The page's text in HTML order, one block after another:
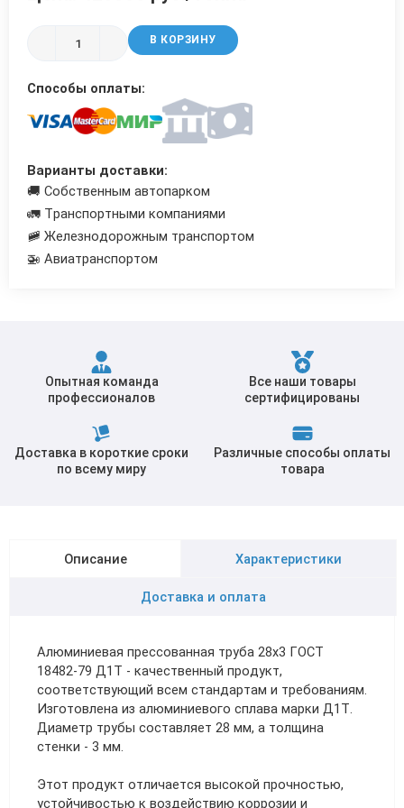
В КОРЗИНУ
Способы оплаты:
Варианты доставки:
🚚 Собственным автопарком
🚛 Транспортными компаниями
🚞 Железнодорожным транспортом
🚁 Авиатранспортом
Опытная команда
профессионалов
Все наши товары
сертифицированы
Доставка в короткие сроки
по всему миру
Различные способы оплаты
товара
Описание Характеристики
Доставка и оплата
Алюминиевая прессованная труба 28х3 ГОСТ
18482-79 Д1Т - качественный продукт,
соответствующий всем стандартам и требованиям.
Изготовлена из алюминиевого сплава марки Д1Т.
Диаметр трубы составляет 28 мм, а толщина
стенки - 3 мм.
Этот продукт отличается высокой прочностью,
устойчивостью к воздействию коррозии и
Трубы в ВУС изоляции